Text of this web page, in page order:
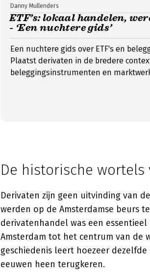
ETF’s: lokaal handelen,
- ‘Een nuchtere gids’
Danny Mullenders
Een nuchtere gids over ETF's en
Plaatst derivaten in de bredere
beleggingsinstrumenten en
De historische wortels
Derivaten zijn geen uitvinding van
werden op de Amsterdamse beurs
derivatenhandel was een
Amsterdam tot het centrum van de
geschiedenis leert hoezeer
eeuwen heen terugkeren.